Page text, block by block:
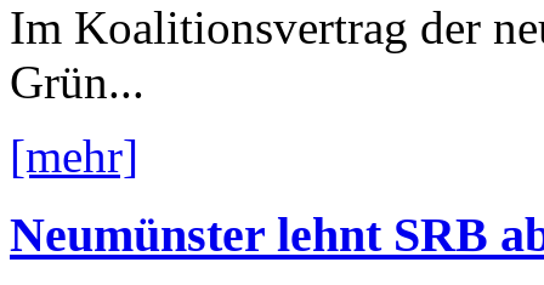
Im Koalitionsvertrag der
Grün...
[mehr]
Neumünster lehnt SRB